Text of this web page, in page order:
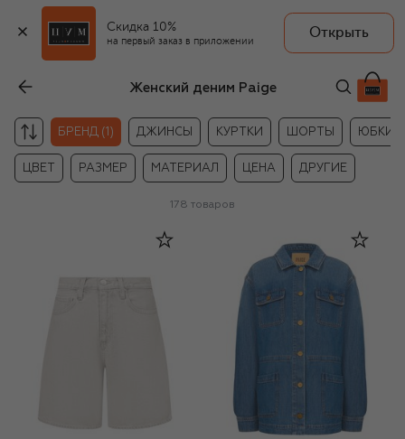
Скидка 10%
на первый заказ в приложении
Открыть
Женский деним Paige
БРЕНД (1) ДЖИНСЫ КУРТКИ ШОРТЫ ЮБКИ
ЦВЕТ РАЗМЕР МАТЕРИАЛ ЦЕНА ДРУГИЕ
178 товаров